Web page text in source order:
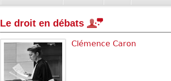
Le droit en débats
Clémence Caron